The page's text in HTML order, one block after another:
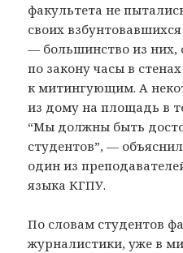
факультета не
своих
— большинство из них,
по закону часы в
к митингующим. А
из дому на площадь в
“Мы должны быть
студентов”, —
один из
языка КГПУ.
По словам студентов
журналистики, уже в